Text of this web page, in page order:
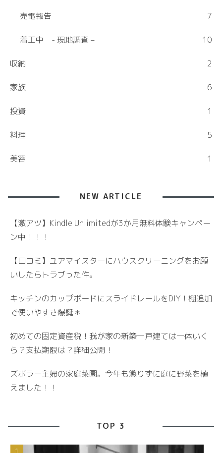
売電報告 7
着工中 - 現地調査 – 10
収納 2
家族 6
投資 1
料理 5
美容 1
NEW ARTICLE
【激アツ】Kindle Unlimitedが3か月無料体験キャンペー
ン中！！！
【口コミ】ユアマイスターにハウスクリーニングをお願
いしたらトラブった件。
キッチンのカップボードにスライドレールをDIY！棚追加
で使いやすさ爆誕＊
初めての固定資産税！我が家の新築一戸建ては一体いく
ら？支払期限は？詳細公開！
ズボラー主婦の家庭菜園。今年も懲りずに庭に野菜を植
えました！！
TOP 3